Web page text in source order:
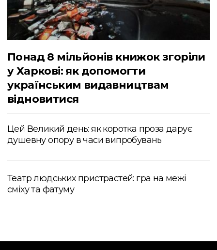
Понад 8 мільйонів книжок згоріли
у Харкові: як допомогти
українським видавництвам
відновитися
Цей Великий день: як коротка проза дарує
душевну опору в часи випробувань
Театр людських пристрастей: гра на межі
сміху та фатуму